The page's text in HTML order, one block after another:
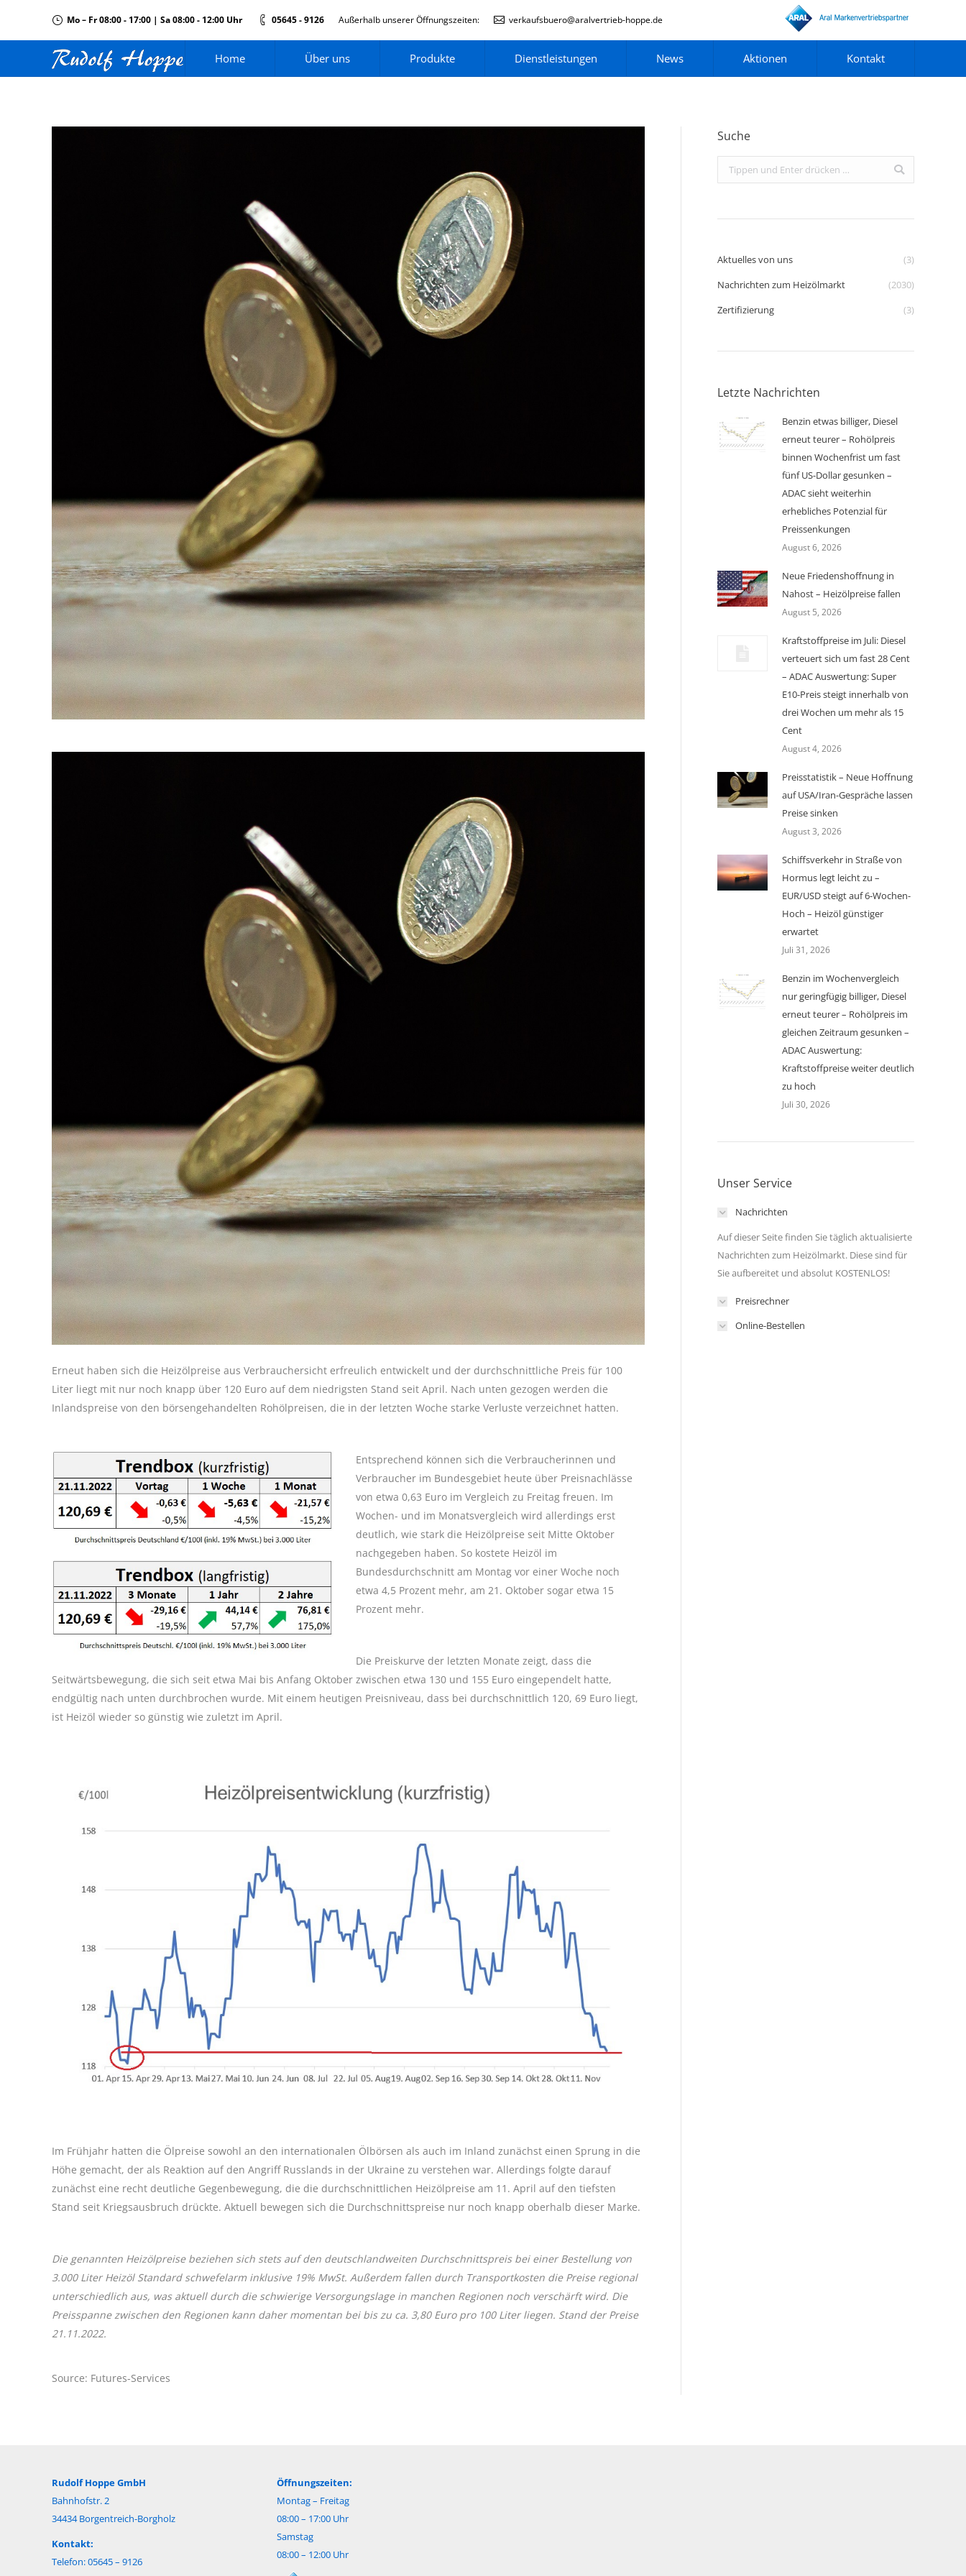
Mo – Fr 08:00 - 17:00 | Sa 08:00 - 12:00 Uhr 05645 - 9126 Außerhalb unserer Öffnungszeiten: verkaufsbuero@aralvertrieb-hoppe.de
Home Über uns Produkte Dienstleistungen News Aktionen Kontakt
Erneut haben sich die Heizölpreise aus Verbrauchersicht erfreulich entwickelt und der durchschnittliche Preis für 100
Liter liegt mit nur noch knapp über 120 Euro auf dem niedrigsten Stand seit April. Nach unten gezogen werden die
Inlandspreise von den börsengehandelten Rohölpreisen, die in der letzten Woche starke Verluste verzeichnet hatten.
Entsprechend können sich die Verbraucherinnen und
Verbraucher im Bundesgebiet heute über Preisnachlässe
von etwa 0,63 Euro im Vergleich zu Freitag freuen. Im
Wochen- und im Monatsvergleich wird allerdings erst
deutlich, wie stark die Heizölpreise seit Mitte Oktober
nachgegeben haben. So kostete Heizöl im
Bundesdurchschnitt am Montag vor einer Woche noch
etwa 4,5 Prozent mehr, am 21. Oktober sogar etwa 15
Prozent mehr.
Die Preiskurve der letzten Monate zeigt, dass die
Seitwärtsbewegung, die sich seit etwa Mai bis Anfang Oktober zwischen etwa 130 und 155 Euro eingependelt hatte,
endgültig nach unten durchbrochen wurde. Mit einem heutigen Preisniveau, dass bei durchschnittlich 120, 69 Euro liegt,
ist Heizöl wieder so günstig wie zuletzt im April.
Im Frühjahr hatten die Ölpreise sowohl an den internationalen Ölbörsen als auch im Inland zunächst einen Sprung in die
Höhe gemacht, der als Reaktion auf den Angriff Russlands in der Ukraine zu verstehen war. Allerdings folgte darauf
zunächst eine recht deutliche Gegenbewegung, die die durchschnittlichen Heizölpreise am 11. April auf den tiefsten
Stand seit Kriegsausbruch drückte. Aktuell bewegen sich die Durchschnittspreise nur noch knapp oberhalb dieser Marke.
Die genannten Heizölpreise beziehen sich stets auf den deutschlandweiten Durchschnittspreis bei einer Bestellung von
3.000 Liter Heizöl Standard schwefelarm inklusive 19% MwSt. Außerdem fallen durch Transportkosten die Preise regional
unterschiedlich aus, was aktuell durch die schwierige Versorgungslage in manchen Regionen noch verschärft wird. Die
Preisspanne zwischen den Regionen kann daher momentan bei bis zu ca. 3,80 Euro pro 100 Liter liegen. Stand der Preise
21.11.2022.
Source: Futures-Services
Suche
Search:
Aktuelles von uns
(3)
Nachrichten zum Heizölmarkt
(2030)
Zertifizierung
(3)
Letzte Nachrichten
Benzin etwas billiger, Diesel
erneut teurer – Rohölpreis
binnen Wochenfrist um fast
fünf US-Dollar gesunken –
ADAC sieht weiterhin
erhebliches Potenzial für
Preissenkungen
August 6, 2026
Neue Friedenshoffnung in
Nahost – Heizölpreise fallen
August 5, 2026
Kraftstoffpreise im Juli: Diesel
verteuert sich um fast 28 Cent
– ADAC Auswertung: Super
E10-Preis steigt innerhalb von
drei Wochen um mehr als 15
Cent
August 4, 2026
Preisstatistik – Neue Hoffnung
auf USA/Iran-Gespräche lassen
Preise sinken
August 3, 2026
Schiffsverkehr in Straße von
Hormus legt leicht zu –
EUR/USD steigt auf 6-Wochen-
Hoch – Heizöl günstiger
erwartet
Juli 31, 2026
Benzin im Wochenvergleich
nur geringfügig billiger, Diesel
erneut teurer – Rohölpreis im
gleichen Zeitraum gesunken –
ADAC Auswertung:
Kraftstoffpreise weiter deutlich
zu hoch
Juli 30, 2026
Unser Service
Nachrichten
Auf dieser Seite finden Sie täglich aktualisierte
Nachrichten zum Heizölmarkt. Diese sind für
Sie aufbereitet und absolut KOSTENLOS!
Preisrechner
Online-Bestellen
Rudolf Hoppe GmbH
Bahnhofstr. 2
34434 Borgentreich-Borgholz
Kontakt:
Telefon: 05645 – 9126
Öffnungszeiten:
Montag – Freitag
08:00 – 17:00 Uhr
Samstag
08:00 – 12:00 Uhr